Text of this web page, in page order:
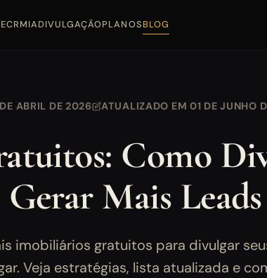
CRMIADIVULGAÇÃOPLANOSBLOG
ABRIL DE 2026 ATUALIZADO EM 01 DE JUNHO
Como
Mais
imobiliários gratuitos para divulgar
Veja estratégias, lista atualizada e